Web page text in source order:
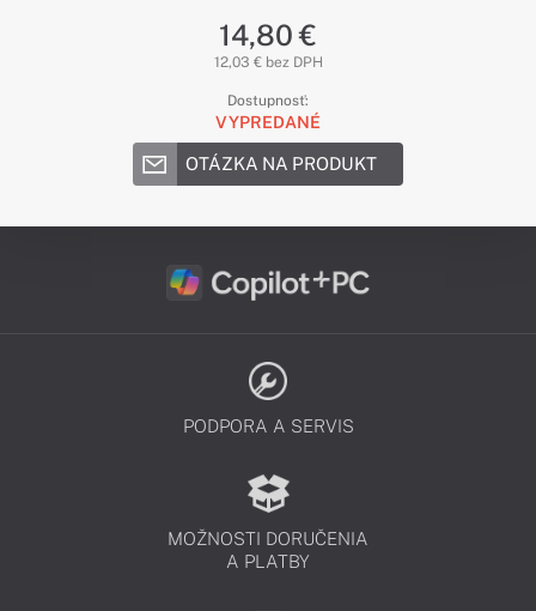
14,80 €
12,03 € bez DPH
Dostupnosť:
VYPREDANÉ
OTÁZKA NA PRODUKT
PODPORA A SERVIS
MOŽNOSTI DORUČENIA
A PLATBY